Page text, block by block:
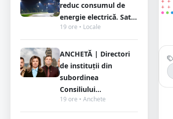
reduc consumul de
energie electrică. Sat...
19 ore • Locale
ANCHETĂ | Directori
de instituții din
subordinea
Consiliului...
19 ore • Anchete